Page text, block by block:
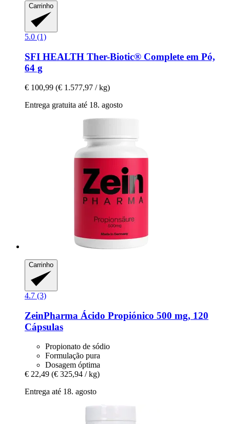
Carrinho
5.0 (1)
SFI HEALTH Ther-​Biotic® Complete em Pó,
64 g
€ 100,99 (€ 1.577,97 / kg)
Entrega gratuita até 18. agosto
Carrinho
4.7 (3)
ZeinPharma Ácido Propiónico 500 mg, 120
Cápsulas
Propionato de sódio
Formulação pura
Dosagem óptima
€ 22,49 (€ 325,94 / kg)
Entrega até 18. agosto